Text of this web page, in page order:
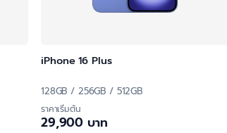
iPhone 16 Plus
128GB / 256GB / 512GB
ราคาเริ่มต้น
29,900 บาท